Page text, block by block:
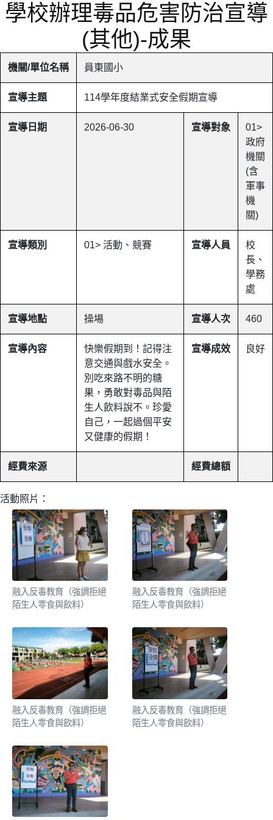
學校辦理毒品危害防治宣導
(其他)-成果
機關/單位名稱 員東國小
宣導主題 114學年度結業式安全假期宣導
宣導日期 2026-06-30 宣導對象
01>
政府
機關
(含
軍事
機
關)
宣導類別 01> 活動、競賽 宣導人員
校
長、
學務
處
宣導地點 操場 宣導人次 460
宣導內容
快樂假期到！記得注
意交通與戲水安全。
別吃來路不明的糖
果，勇敢對毒品與陌
生人飲料說不。珍愛
自己，一起過個平安
又健康的假期！
宣導成效 良好
經費來源 經費總額
活動照片：
融入反毒教育（強調拒絕
陌生人零食與飲料）
融入反毒教育（強調拒絕
陌生人零食與飲料）
融入反毒教育（強調拒絕
陌生人零食與飲料）
融入反毒教育（強調拒絕
陌生人零食與飲料）